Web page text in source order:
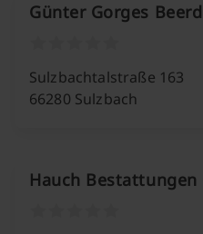
Günter Gorges
Sulzbachtalstraße 163
66280 Sulzbach
Hauch Bestattungen